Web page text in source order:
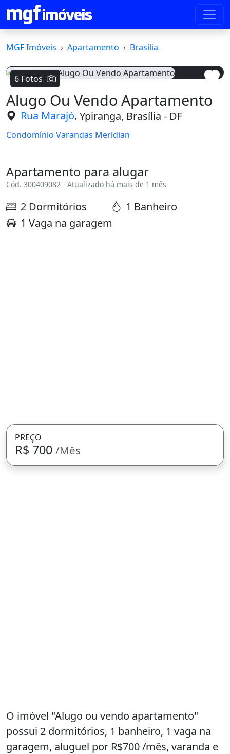
MGF Imóveis Apartamento Brasília
6 Fotos
Voltar
Alugo Ou Vendo Apartamento
Rua Marajó, Ypiranga, Brasília - DF
Condomínio Varandas Meridian
Apartamento para alugar
Cód. 300409082 - Atualizado há mais de 1 mês
2 Dormitórios
1 Banheiro
1 Vaga na garagem
PREÇO
R$ 700 /Mês
O imóvel "Alugo ou vendo apartamento"
possui 2 dormitórios, 1 banheiro, 1 vaga na
garagem, aluguel por R$700 /mês, varanda e